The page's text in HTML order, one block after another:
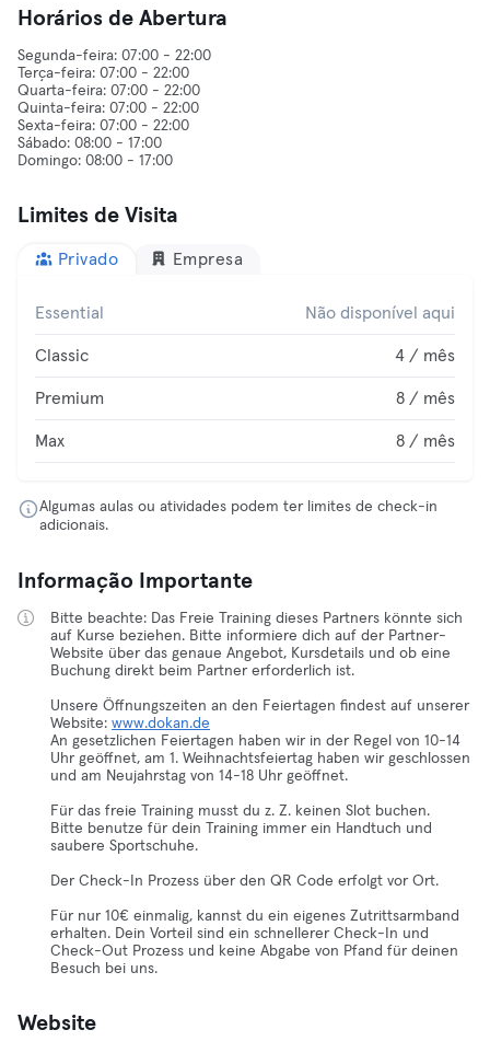
Horários de Abertura
Segunda-feira: 07:00 - 22:00
Terça-feira: 07:00 - 22:00
Quarta-feira: 07:00 - 22:00
Quinta-feira: 07:00 - 22:00
Sexta-feira: 07:00 - 22:00
Sábado: 08:00 - 17:00
Limites de Visita
Privado Empresa
Essential Não disponível aqui
Classic 4 / mês
Premium 8 / mês
Max 8 / mês
Algumas aulas ou atividades podem ter limites de check-in
adicionais.
Informação Importante
Bitte beachte: Das Freie Training dieses Partners könnte sich
auf Kurse beziehen. Bitte informiere dich auf der Partner-
Website über das genaue Angebot, Kursdetails und ob eine
Buchung direkt beim Partner erforderlich ist.
Unsere Öffnungszeiten an den Feiertagen findest auf unserer
Website: www.dokan.de
An gesetzlichen Feiertagen haben wir in der Regel von 10-14
Uhr geöffnet, am 1. Weihnachtsfeiertag haben wir geschlossen
und am Neujahrstag von 14-18 Uhr geöffnet.
Für das freie Training musst du z. Z. keinen Slot buchen.
Bitte benutze für dein Training immer ein Handtuch und
saubere Sportschuhe.
Der Check-In Prozess über den QR Code erfolgt vor Ort.
Für nur 10€ einmalig, kannst du ein eigenes Zutrittsarmband
erhalten. Dein Vorteil sind ein schnellerer Check-In und
Check-Out Prozess und keine Abgabe von Pfand für deinen
Besuch bei uns.
Website